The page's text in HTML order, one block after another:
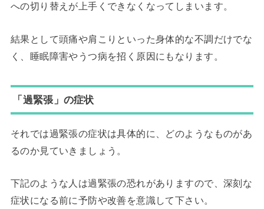
への切り替えが上手くできなくなってしまいます。
結果として頭痛や肩こりといった身体的な不調だけでな
く、睡眠障害やうつ病を招く原因にもなります。
「過緊張」の症状
それでは過緊張の症状は具体的に、どのようなものがあ
るのか見ていきましょう。
下記のような人は過緊張の恐れがありますので、深刻な
症状になる前に予防や改善を意識して下さい。